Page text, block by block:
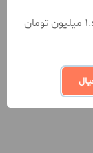
تخفیف 100هزار تومانی برای خرید های بالای 1.5 میلیون تومان